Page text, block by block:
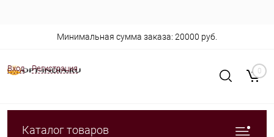
Вход Регистрация
Минимальная сумма заказа: 20000 руб.
0
Каталог товаров